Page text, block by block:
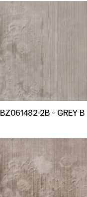
BZ061482-2B - GREY B